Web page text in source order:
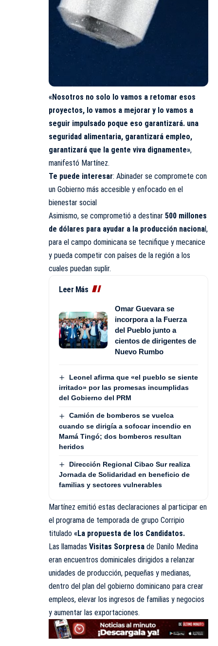
«Nosotros no solo lo vamos a retomar esos
proyectos, lo vamos a mejorar y lo vamos a
seguir impulsado poque eso garantizará. una
seguridad alimentaria, garantizará empleo,
garantizará que la gente viva dignamente»,
manifestó Martínez.
Te puede interesar: Abinader se compromete con
un Gobierno más accesible y enfocado en el
bienestar social
Asimismo, se comprometió a destinar 500 millones
de dólares para ayudar a la producción nacional,
para el campo dominicana se tecnifique y mecanice
y pueda competir con países de la región a los
cuales puedan suplir.
Leer Más
Omar Guevara se
incorpora a la Fuerza
del Pueblo junto a
cientos de dirigentes de
Nuevo Rumbo
Leonel afirma que «el pueblo se siente
irritado» por las promesas incumplidas
del Gobierno del PRM
Camión de bomberos se vuelca
cuando se dirigía a sofocar incendio en
Mamá Tingó; dos bomberos resultan
heridos
Dirección Regional Cibao Sur realiza
Jornada de Solidaridad en beneficio de
familias y sectores vulnerables
Martínez emitió estas declaraciones al participar en
el programa de temporada de grupo Corripio
titulado «La propuesta de los Candidatos.
Las llamadas Visitas Sorpresa de Danilo Medina
eran encuentros dominicales dirigidos a relanzar
unidades de producción, pequeñas y medianas,
dentro del plan del gobierno dominicano para crear
empleos, elevar los ingresos de familias y negocios
y aumentar las exportaciones.